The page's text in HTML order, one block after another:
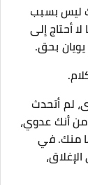
ليس بسبب
أحتاج إلى
بحق.
لم أتحدث
أنك عدوي،
منك. في